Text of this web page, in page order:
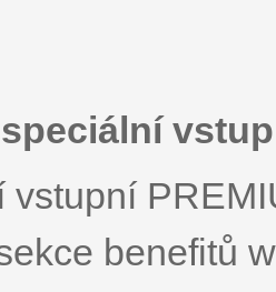
vstupní
benefitů